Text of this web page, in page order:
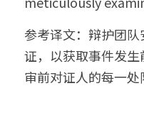
参考译文：辩护团
证，以获取事件发
审前对证人的每一处